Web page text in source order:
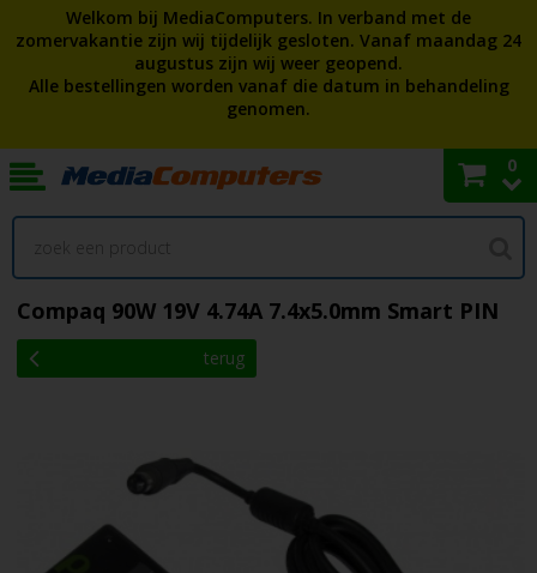
Welkom bij MediaComputers. In verband met de
zomervakantie zijn wij tijdelijk gesloten. Vanaf maandag 24
augustus zijn wij weer geopend.
Alle bestellingen worden vanaf die datum in behandeling
genomen.
0
Compaq 90W 19V 4.74A 7.4x5.0mm Smart PIN
terug